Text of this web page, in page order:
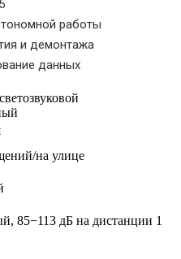
работы
и демонтажа
данных
на улице
85−113 дБ на дистанции 1